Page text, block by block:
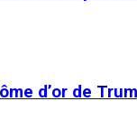
d’or de